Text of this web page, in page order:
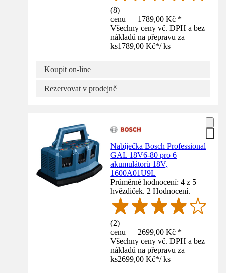
(8)
cenu — 1789,00 Kč *
Všechny ceny vč. DPH a bez
nákladů na přepravu za
ks1789,00 Kč*/ ks
Koupit on-line
Rezervovat v prodejně
Nabíječka Bosch Professional
GAL 18V6-80 pro 6
akumulátorů 18V,
1600A01U9L
Průměrné hodnocení: 4 z 5
hvězdiček. 2 Hodnocení.
(2)
cenu — 2699,00 Kč *
Všechny ceny vč. DPH a bez
nákladů na přepravu za
ks2699,00 Kč*/ ks